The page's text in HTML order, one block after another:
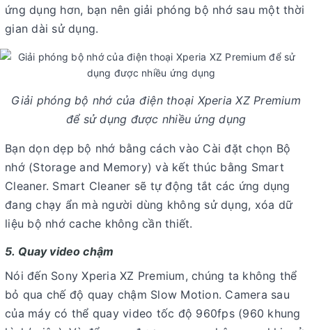
ứng dụng hơn, bạn nên giải phóng bộ nhớ sau một thời
gian dài sử dụng.
Giải phóng bộ nhớ của điện thoại Xperia XZ Premium
để sử dụng được nhiều ứng dụng
Bạn dọn dẹp bộ nhớ bằng cách vào Cài đặt chọn Bộ
nhớ (Storage and Memory) và kết thúc bằng Smart
Cleaner. Smart Cleaner sẽ tự động tắt các ứng dụng
đang chạy ẩn mà người dùng không sử dụng, xóa dữ
liệu bộ nhớ cache không cần thiết.
5. Quay video chậm
Nói đến Sony Xperia XZ Premium, chúng ta không thể
bỏ qua chế độ quay chậm Slow Motion. Camera sau
của máy có thể quay video tốc độ 960fps (960 khung